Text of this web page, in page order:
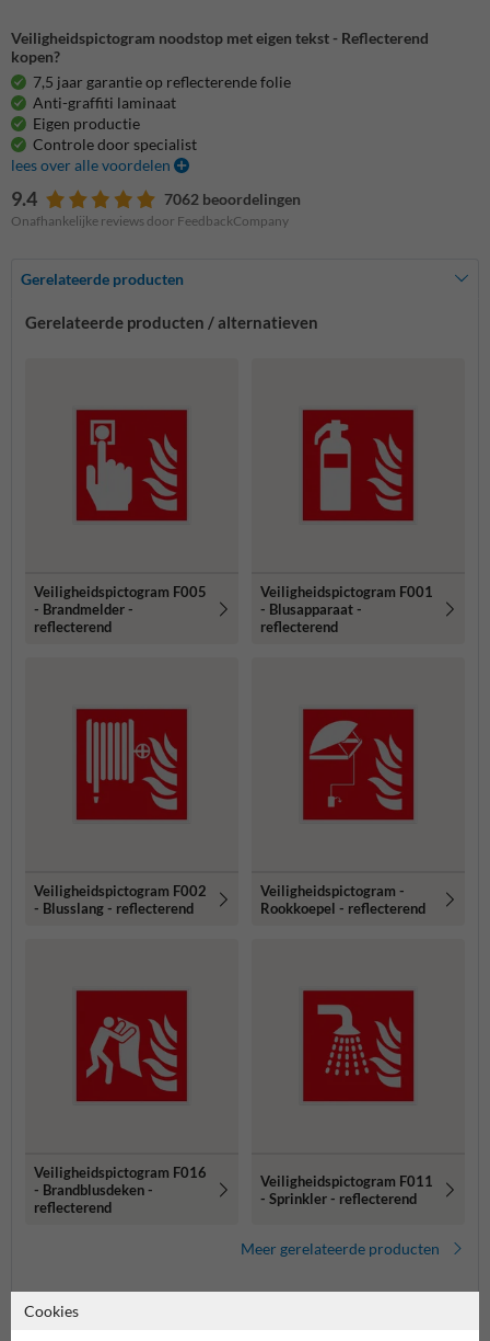
Veiligheidspictogram noodstop met eigen tekst - Reflecterend
kopen?
7,5 jaar garantie op reflecterende folie
Anti-graffiti laminaat
Eigen productie
Controle door specialist
lees over alle voordelen
9.4 7062 beoordelingen
Onafhankelijke reviews door FeedbackCompany
Gerelateerde producten
Gerelateerde producten / alternatieven
Veiligheidspictogram F005
- Brandmelder -
reflecterend
Veiligheidspictogram F001
- Blusapparaat -
reflecterend
Veiligheidspictogram F002
- Blusslang - reflecterend
Veiligheidspictogram -
Rookkoepel - reflecterend
Veiligheidspictogram F016
- Brandblusdeken -
reflecterend
Veiligheidspictogram F011
- Sprinkler - reflecterend
Meer gerelateerde producten
Productcategorieën in deze groep
Cookies